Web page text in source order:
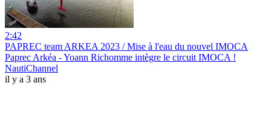
2:42
PAPREC team ARKEA 2023 / Mise à l'eau du nouvel IMOCA
Paprec Arkéa - Yoann Richomme intègre le circuit IMOCA !
NautiChannel
il y a 3 ans